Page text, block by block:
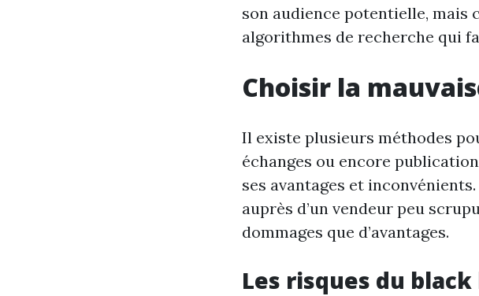
son audience potentielle, mais
algorithmes de recherche qui
Choisir la
Il existe plusieurs méthodes
échanges ou encore
ses avantages et
auprès d’un vendeur peu
dommages que d’avantages.
Les risques du black